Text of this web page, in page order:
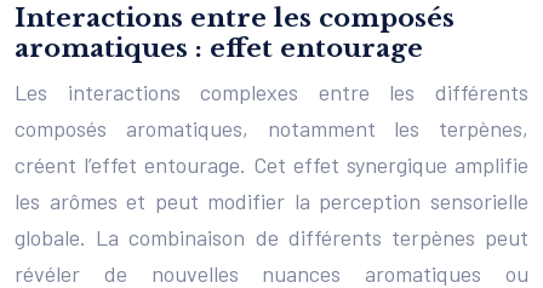
Interactions entre les composés
aromatiques : effet entourage
Les interactions complexes entre les différents
composés aromatiques, notamment les terpènes,
créent l’effet entourage. Cet effet synergique amplifie
les arômes et peut modifier la perception sensorielle
globale. La combinaison de différents terpènes peut
révéler de nouvelles nuances aromatiques ou